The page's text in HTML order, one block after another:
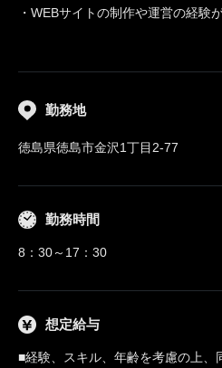
・WEBサイトの制作や運営の経験
勤務地
徳島県徳島市金沢1丁目2-77
勤務時間
8：30～17：30
想定給与
■経験、スキル、年齢を考慮の上、